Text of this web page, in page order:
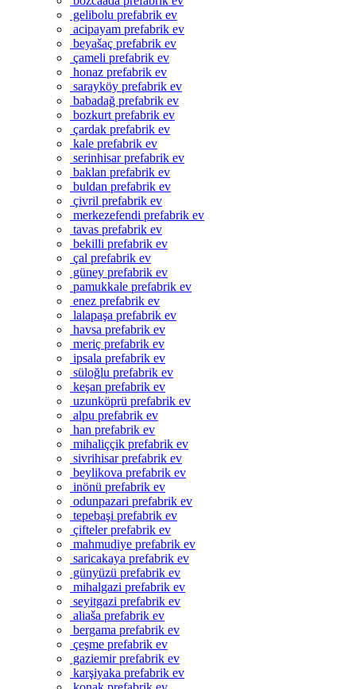
gelibolu prefabrik ev
acipayam prefabrik ev
beyašaç prefabrik ev
çameli prefabrik ev
honaz prefabrik ev
sarayköy prefabrik ev
babadağ prefabrik ev
bozkurt prefabrik ev
çardak prefabrik ev
kale prefabrik ev
serinhisar prefabrik ev
baklan prefabrik ev
buldan prefabrik ev
çivril prefabrik ev
merkezefendi prefabrik ev
tavas prefabrik ev
bekilli prefabrik ev
çal prefabrik ev
güney prefabrik ev
pamukkale prefabrik ev
enez prefabrik ev
lalapaşa prefabrik ev
havsa prefabrik ev
meriç prefabrik ev
ipsala prefabrik ev
süloğlu prefabrik ev
keşan prefabrik ev
uzunköprü prefabrik ev
alpu prefabrik ev
han prefabrik ev
mihaliççik prefabrik ev
sivrihisar prefabrik ev
beylikova prefabrik ev
inönü prefabrik ev
odunpazari prefabrik ev
tepebaşi prefabrik ev
çifteler prefabrik ev
mahmudiye prefabrik ev
saricakaya prefabrik ev
günyüzü prefabrik ev
mihalgazi prefabrik ev
seyitgazi prefabrik ev
aliaša prefabrik ev
bergama prefabrik ev
çeşme prefabrik ev
gaziemir prefabrik ev
karşiyaka prefabrik ev